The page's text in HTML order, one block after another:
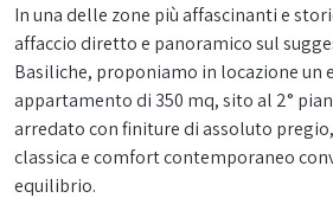
In una delle zone più affascinanti e
affaccio diretto e panoramico sul
Basiliche, proponiamo in locazione un
appartamento di 350 mq, sito al 2°
arredato con finiture di assoluto
classica e comfort contemporaneo
equilibrio.